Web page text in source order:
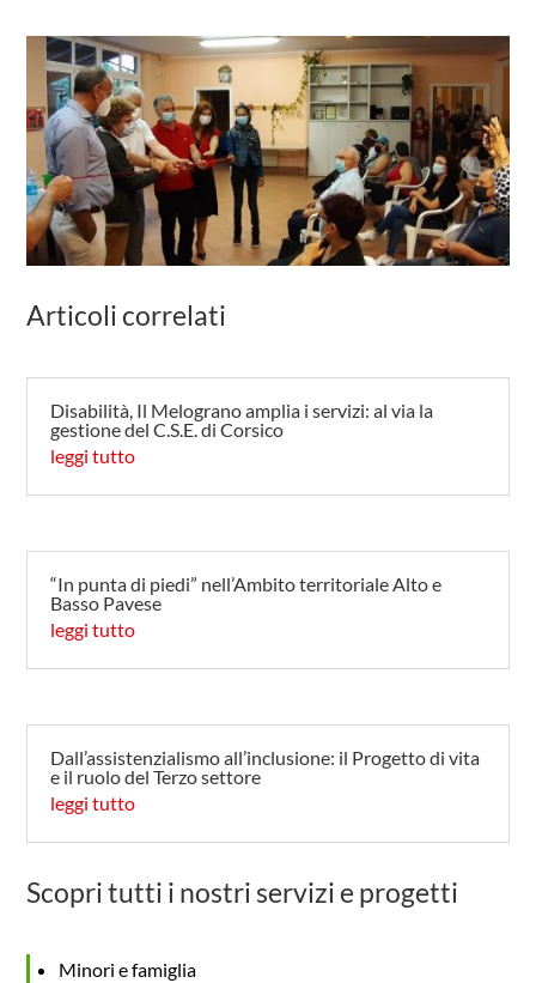
Articoli correlati
Disabilità, Il Melograno amplia i servizi: al via la
gestione del C.S.E. di Corsico
leggi tutto
“In punta di piedi” nell’Ambito territoriale Alto e
Basso Pavese
leggi tutto
Dall’assistenzialismo all’inclusione: il Progetto di vita
e il ruolo del Terzo settore
leggi tutto
Scopri tutti i nostri servizi e progetti
Minori e famiglia